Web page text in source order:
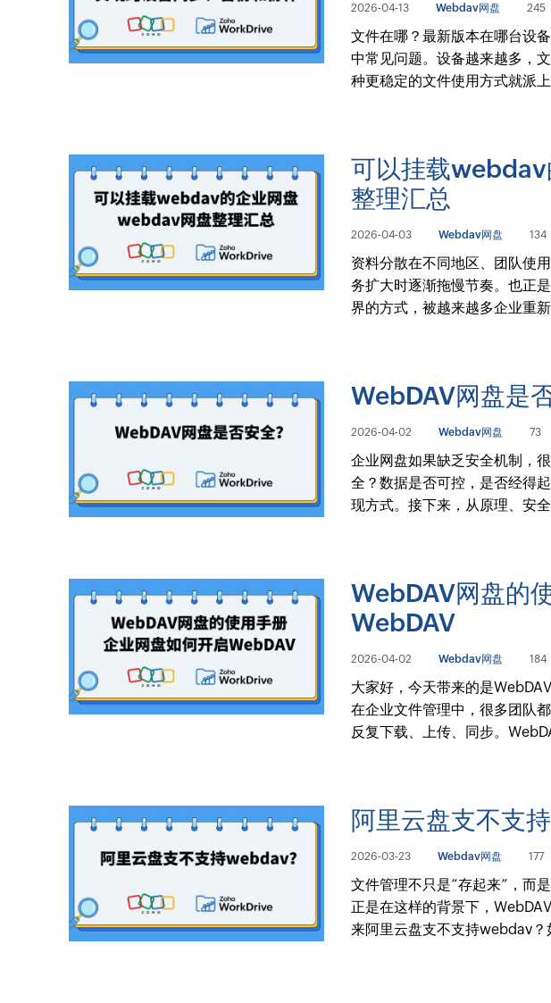
2026-04-13 Webdav网盘 245
文件在哪？最新版本在哪台设
中常见问题。设备越来越多，
种更稳定的文件使用方式就派上
可以挂载
整理汇总
2026-04-03 Webdav网盘 134
资料分散在不同地区、团队使
务扩大时逐渐拖慢节奏。也正
界的方式，被越来越多企业重新
WebDAV网盘是
2026-04-02 Webdav网盘 73
企业网盘如果缺乏安全机制，
全？数据是否可控，是否经得
现方式。接下来，从原理、安
WebDAV网盘的
WebDAV
2026-04-02 Webdav网盘 184
大家好，今天带来的是
在企业文件管理中，很多团队
反复下载、上传、同步。
阿里云盘支不支
2026-03-23 Webdav网盘 177
文件管理不只是“存起来”，而
正是在这样的背景下，
来阿里云盘支不支持webdav？